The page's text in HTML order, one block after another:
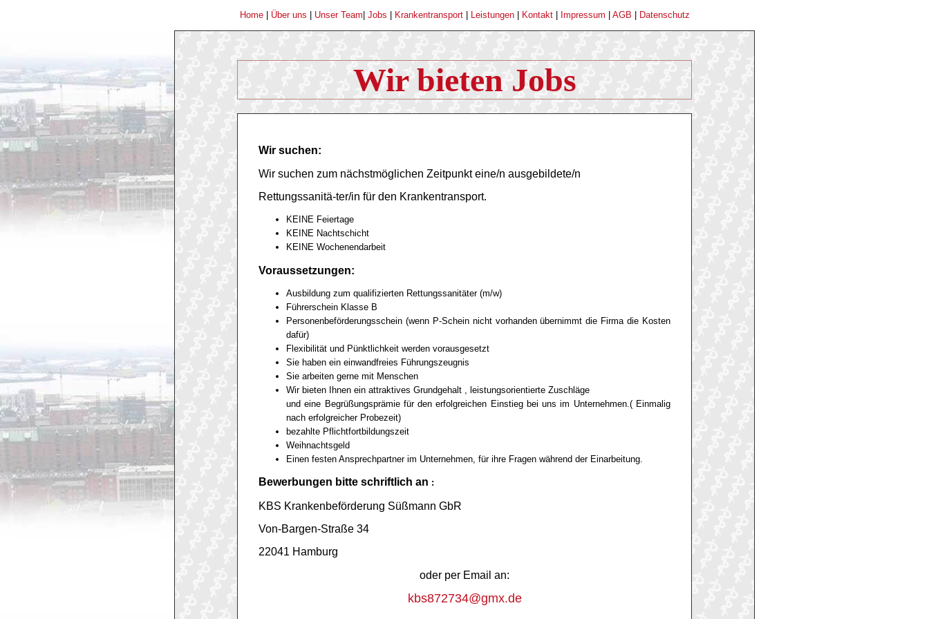
Home| Über uns Unser Team Jobs Krankentransport| Leistungen| Kontakt| Impressum AGB Datenschutz
Wir bieten Jobs
Wir suchen:
Wir suchen zum nächstmöglichen Zeitpunkt eine/n ausgebildete/n
Rettungssanitä-ter/in für den Krankentransport.
KEINE Feiertage
KEINE Nachtschicht
KEINE Wochenendarbeit
Voraussetzungen:
Ausbildung zum qualifizierten Rettungssanitäter (m/w)
Führerschein Klasse B
Personenbeförderungsschein (wenn P-Schein nicht vorhanden übernimmt die Firma die Kosten
dafür)
Flexibilität und Pünktlichkeit werden vorausgesetzt
Sie haben ein einwandfreies Führungszeugnis
Sie arbeiten gerne mit Menschen
Wir bieten Ihnen ein attraktives Grundgehalt , leistungsorientierte Zuschläge
und eine Begrüßungsprämie für den erfolgreichen Einstieg bei uns im Unternehmen.( Einmalig
nach erfolgreicher Probezeit)
bezahlte Pflichtfortbildungszeit
Weihnachtsgeld
Einen festen Ansprechpartner im Unternehmen, für ihre Fragen während der Einarbeitung.
Bewerbungen bitte schriftlich an :
KBS Krankenbeförderung Süßmann GbR
Von-Bargen-Straße 34
22041 Hamburg
oder per Email an:
kbs872734@gmx.de